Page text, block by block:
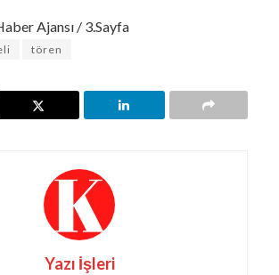
Ajansı / 3.Sayfa
tören
Yazı İşleri